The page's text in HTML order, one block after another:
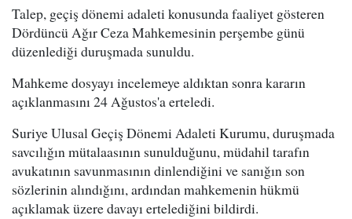
Talep, geçiş dönemi adaleti konusunda faaliyet gösteren
Dördüncü Ağır Ceza Mahkemesinin perşembe günü
düzenlediği duruşmada sunuldu.
Mahkeme dosyayı incelemeye aldıktan sonra kararın
açıklanmasını 24 Ağustos'a erteledi.
Suriye Ulusal Geçiş Dönemi Adaleti Kurumu, duruşmada
savcılığın mütalaasının sunulduğunu, müdahil tarafın
avukatının savunmasının dinlendiğini ve sanığın son
sözlerinin alındığını, ardından mahkemenin hükmü
açıklamak üzere davayı ertelediğini bildirdi.